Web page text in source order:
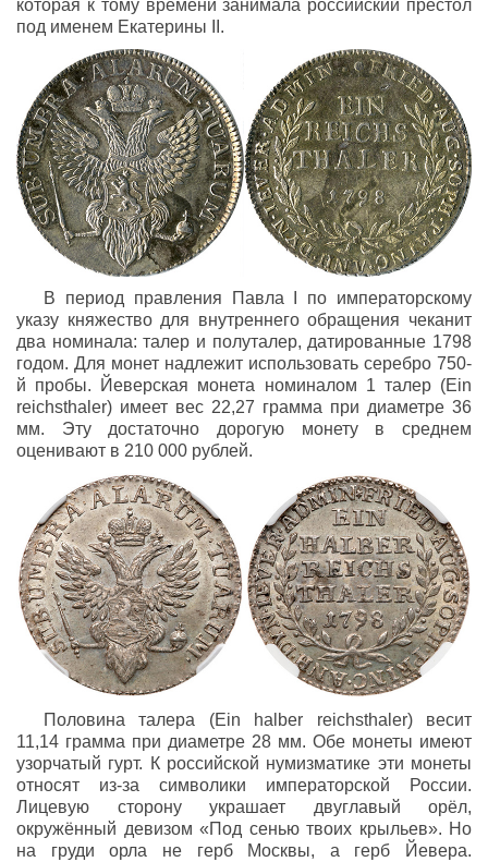
которая к тому времени занимала российский престол
под именем Екатерины II.
В период правления Павла I по императорскому
указу княжество для внутреннего обращения чеканит
два номинала: талер и полуталер, датированные 1798
годом. Для монет надлежит использовать серебро 750-
й пробы. Йеверская монета номиналом 1 талер (Ein
reichsthaler) имеет вес 22,27 грамма при диаметре 36
мм. Эту достаточно дорогую монету в среднем
оценивают в 210 000 рублей.
Половина талера (Ein halber reichsthaler) весит
11,14 грамма при диаметре 28 мм. Обе монеты имеют
узорчатый гурт. К российской нумизматике эти монеты
относят из-за символики императорской России.
Лицевую сторону украшает двуглавый орёл,
окружённый девизом «Под сенью твоих крыльев». Но
на груди орла не герб Москвы, а герб Йевера.